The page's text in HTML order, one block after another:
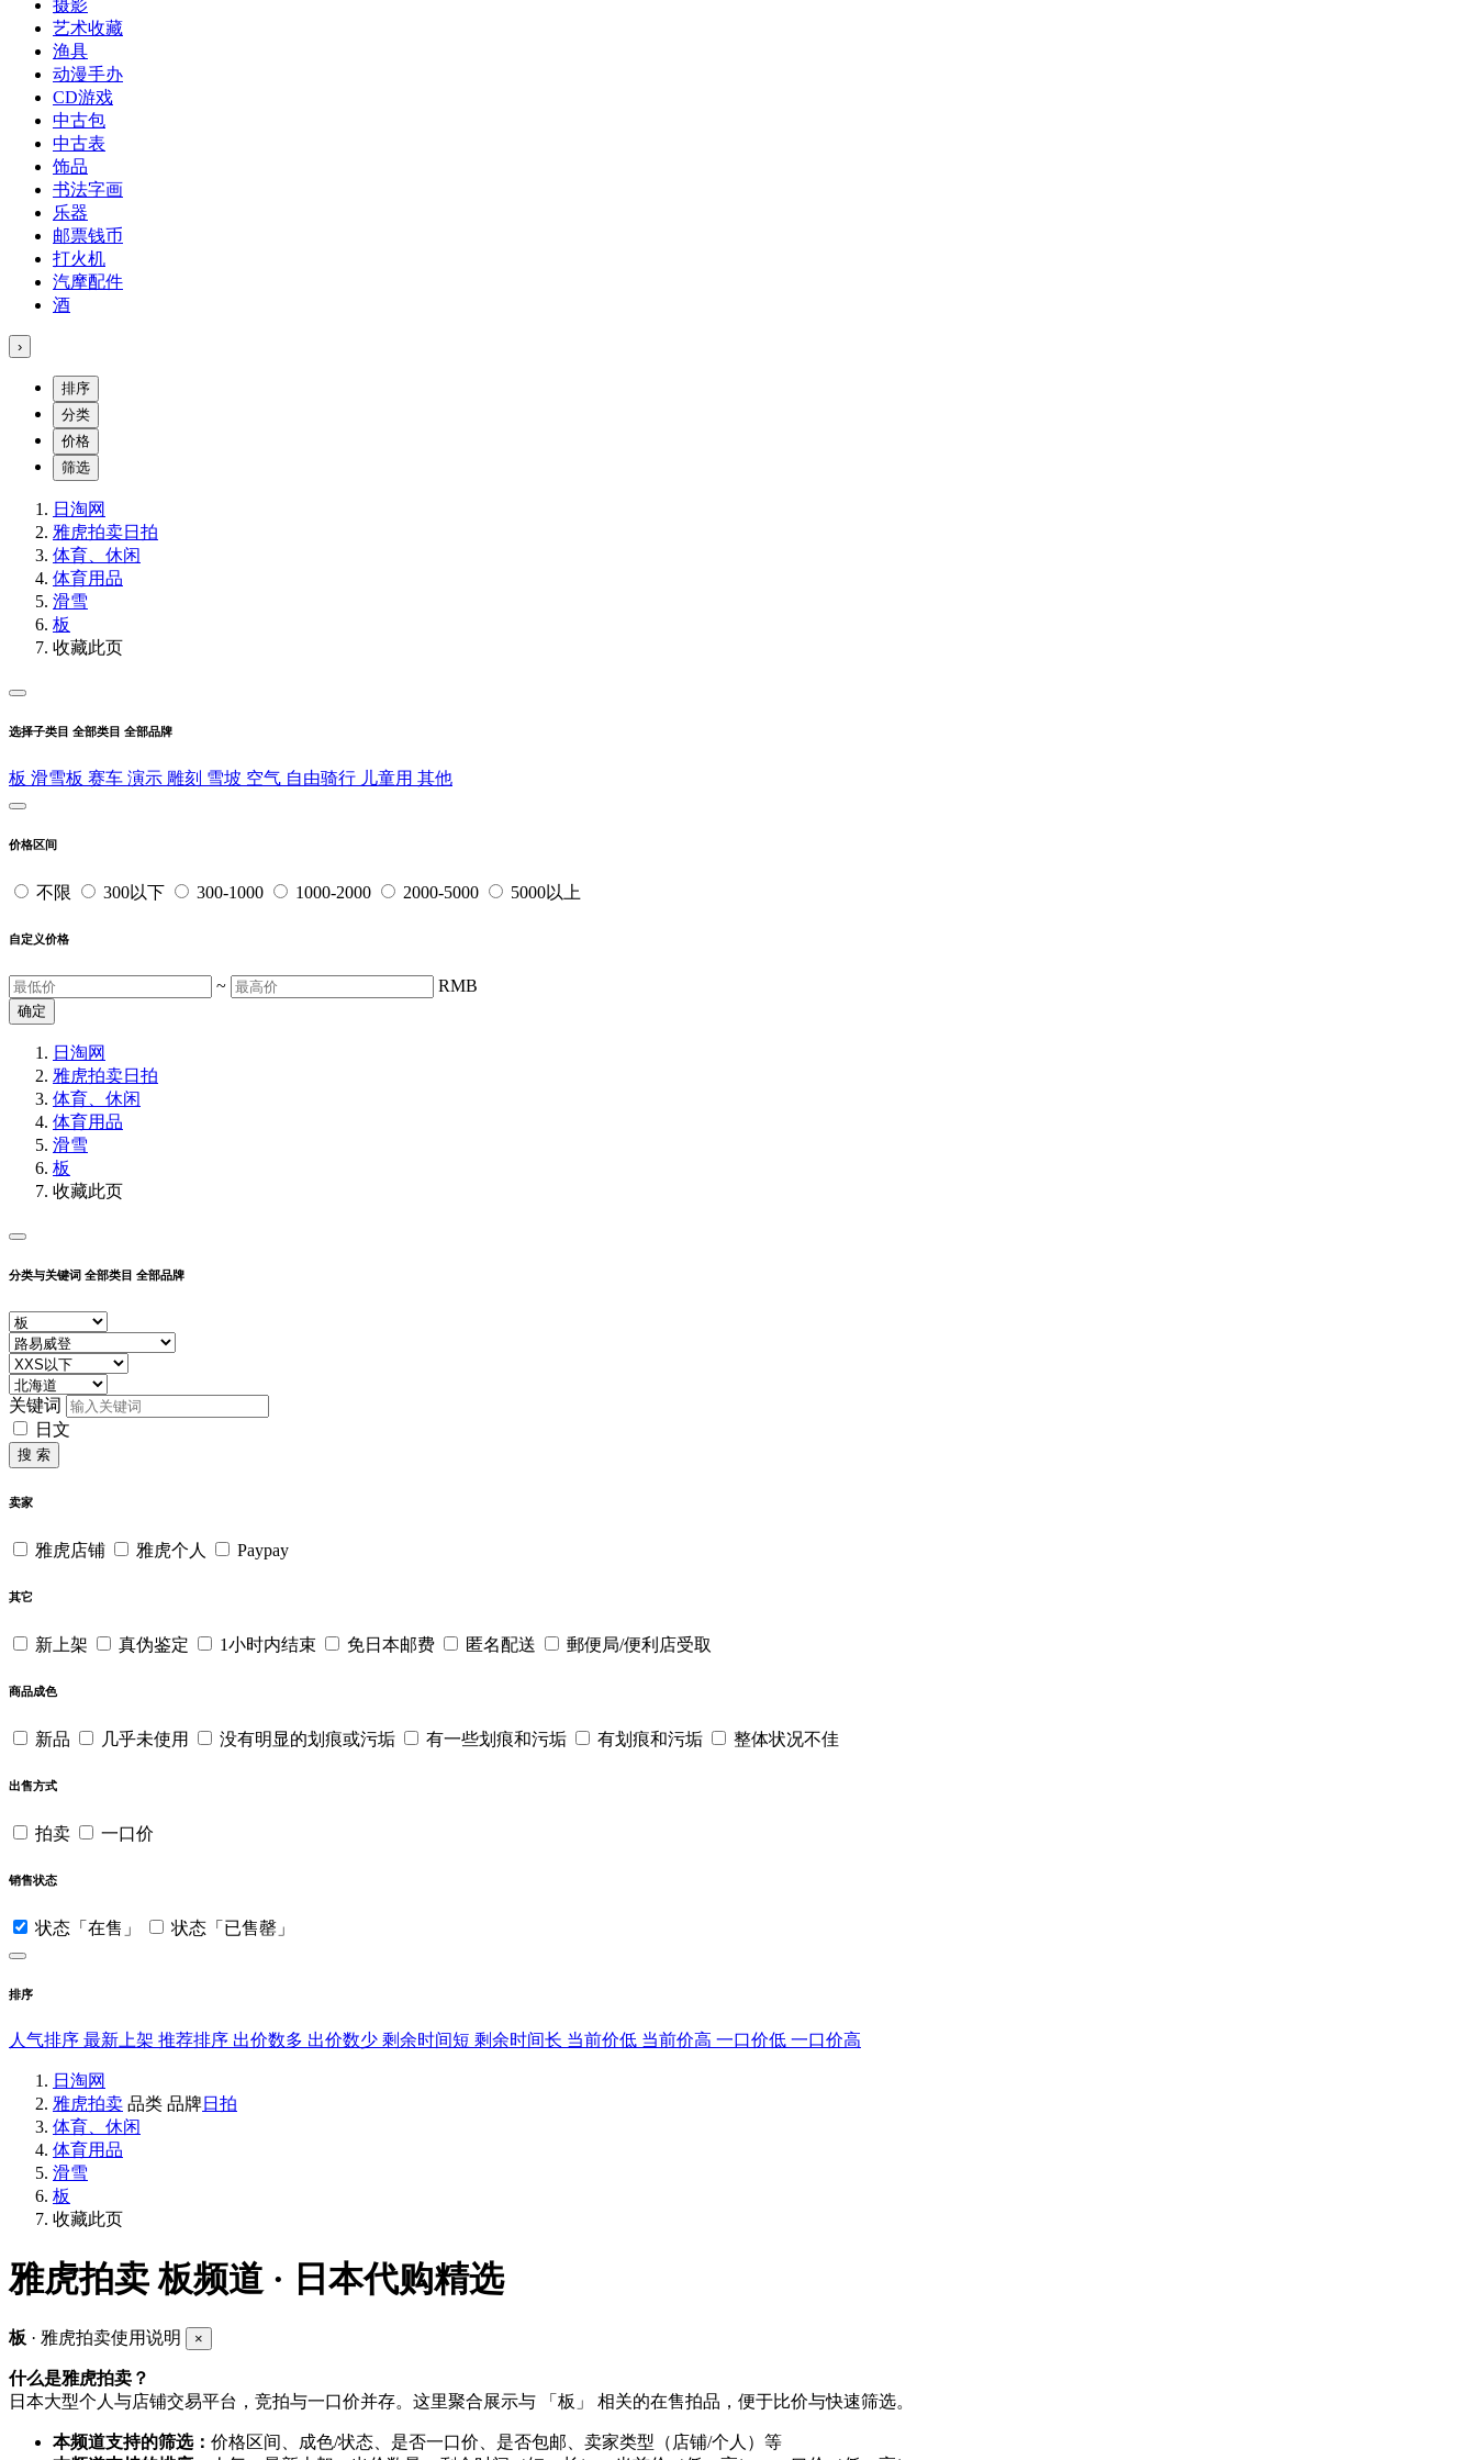
摄影
艺术收藏
渔具
动漫手办
CD游戏
中古包
中古表
饰品
书法字画
乐器
邮票钱币
打火机
汽摩配件
酒
›
排序
分类
价格
筛选
日淘网
雅虎拍卖日拍
体育、休闲
体育用品
滑雪
板
收藏此页
选择子类目 全部类目 全部品牌
板 滑雪板 赛车 演示 雕刻 雪坡 空气 自由骑行 儿童用 其他
价格区间
不限 300以下 300-1000 1000-2000 2000-5000 5000以上
自定义价格
~ RMB
确定
日淘网
雅虎拍卖日拍
体育、休闲
体育用品
滑雪
板
收藏此页
分类与关键词 全部类目 全部品牌
关键词
日文
搜 索
卖家
雅虎店铺 雅虎个人 Paypay
其它
新上架 真伪鉴定 1小时内结束 免日本邮费 匿名配送 郵便局/便利店受取
商品成色
新品 几乎未使用 没有明显的划痕或污垢 有一些划痕和污垢 有划痕和污垢 整体状况不佳
出售方式
拍卖 一口价
销售状态
状态「在售」 状态「已售罄」
排序
人气排序 最新上架 推荐排序 出价数多 出价数少 剩余时间短 剩余时间长 当前价低 当前价高 一口价低 一口价高
日淘网
雅虎拍卖 品类 品牌日拍
体育、休闲
体育用品
滑雪
板
收藏此页
雅虎拍卖板频道 · 日本代购精选
板 · 雅虎拍卖使用说明 ×
什么是雅虎拍卖？
日本大型个人与店铺交易平台，竞拍与一口价并存。这里聚合展示与 「板」 相关的在售拍品，便于比价与快速筛选。
本频道支持的筛选： 价格区间、成色/状态、是否一口价、是否包邮、卖家类型（店铺/个人）等